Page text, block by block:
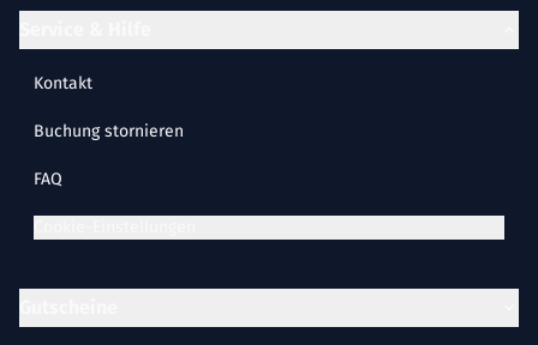
Kontakt
Buchung stornieren
FAQ